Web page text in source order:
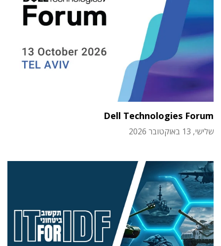
Dell Technologies Forum
שלישי, 13 באוקטובר 2026